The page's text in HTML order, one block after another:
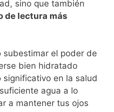
sino que también
de lectura más
subestimar el poder de
bien hidratado
en la salud
agua a lo
a mantener tus ojos